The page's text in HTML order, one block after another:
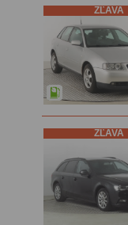
ZĽAVA
ZĽAVA